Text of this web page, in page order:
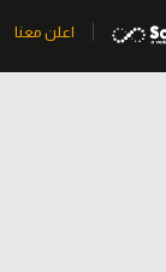
اعلن معنا